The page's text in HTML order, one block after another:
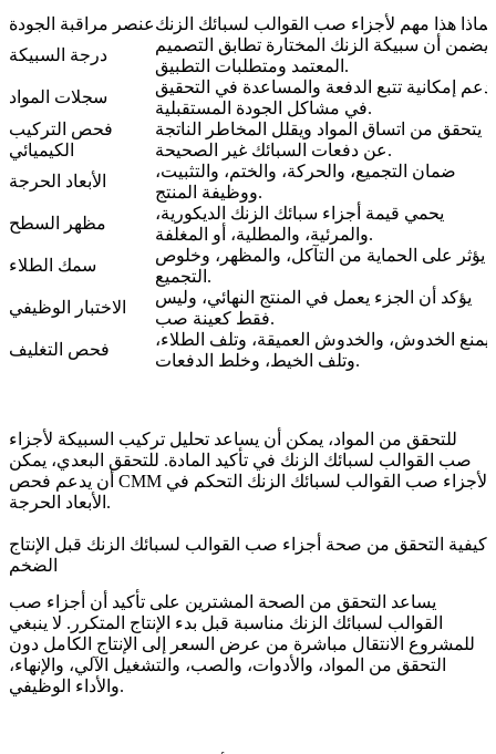
عنصر مراقبة الجودةلماذا هذا مهم لأجزاء صب القوالب لسبائك الزنك
درجة السبيكة
يضمن أن سبيكة الزنك المختارة تطابق التصميم
المعتمد ومتطلبات التطبيق.
سجلات المواد
دعم إمكانية تتبع الدفعة والمساعدة في التحقيق
في مشاكل الجودة المستقبلية.
فحص التركيب
الكيميائي
يتحقق من اتساق المواد ويقلل المخاطر الناتجة
عن دفعات السبائك غير الصحيحة.
الأبعاد الحرجة
ضمان التجميع، والحركة، والختم، والتثبيت،
ووظيفة المنتج.
مظهر السطح
يحمي قيمة أجزاء سبائك الزنك الديكورية،
والمرئية، والمطلية، أو المغلفة.
سمك الطلاء
يؤثر على الحماية من التآكل، والمظهر، وخلوص
التجميع.
الاختبار الوظيفي
يؤكد أن الجزء يعمل في المنتج النهائي، وليس
فقط كعينة صب.
فحص التغليف
يمنع الخدوش، والخدوش العميقة، وتلف الطلاء،
وتلف الخيط، وخلط الدفعات.
للتحقق من المواد، يمكن أن يساعد تحليل تركيب السبيكة لأجزاء
صب القوالب لسبائك الزنك في تأكيد المادة. للتحقق البعدي، يمكن
أن يدعم
فحص CMM لأجزاء صب القوالب لسبائك الزنك التحكم في
الأبعاد الحرجة.
كيفية التحقق من صحة أجزاء صب القوالب لسبائك الزنك قبل الإنتاج
الضخم
يساعد التحقق من الصحة المشترين على تأكيد أن أجزاء صب
القوالب لسبائك الزنك مناسبة قبل بدء الإنتاج المتكرر. لا ينبغي
للمشروع الانتقال مباشرة من عرض السعر إلى الإنتاج الكامل دون
التحقق من المواد، والأدوات، والصب، والتشغيل الآلي، والإنهاء،
والأداء الوظيفي.